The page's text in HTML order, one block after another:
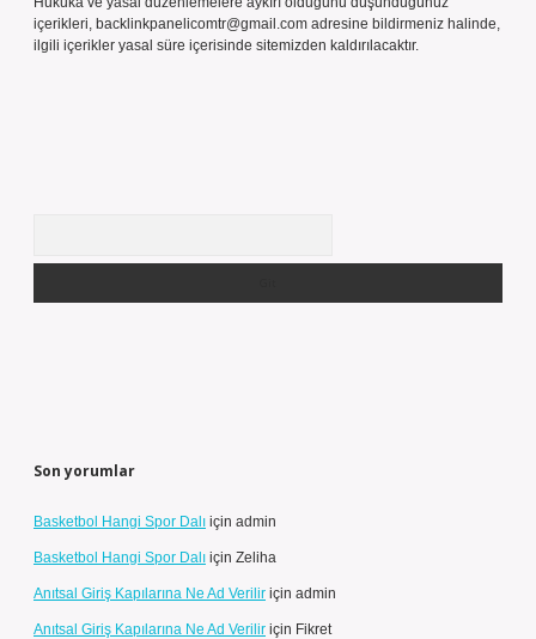
içerikleri, backlinkpanelicomtr@gmail.com adresine bildirmeniz halinde,
ilgili içerikler yasal süre içerisinde sitemizden kaldırılacaktır.
Son yorumlar
Basketbol Hangi Spor Dalı için admin
Basketbol Hangi Spor Dalı için Zeliha
Anıtsal Giriş Kapılarına Ne Ad Verilir için admin
Anıtsal Giriş Kapılarına Ne Ad Verilir için Fikret